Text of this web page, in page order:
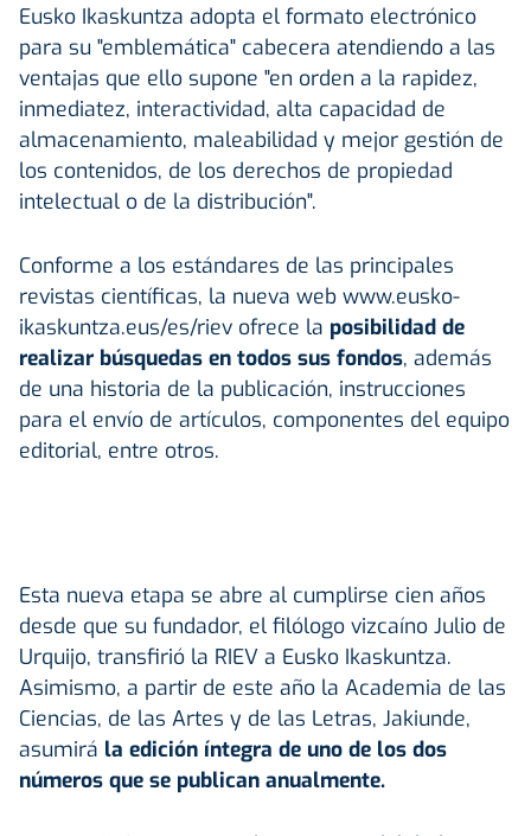
Eusko Ikaskuntza adopta el formato electrónico
para su "emblemática" cabecera atendiendo a las
ventajas que ello supone "en orden a la rapidez,
inmediatez, interactividad, alta capacidad de
almacenamiento, maleabilidad y mejor gestión de
los contenidos, de los derechos de propiedad
intelectual o de la distribución".
Conforme a los estándares de las principales
revistas científicas, la nueva web www.eusko-
ikaskuntza.eus/es/riev ofrece la posibilidad de
realizar búsquedas en todos sus fondos, además
de una historia de la publicación, instrucciones
para el envío de artículos, componentes del equipo
editorial, entre otros.
Esta nueva etapa se abre al cumplirse cien años
desde que su fundador, el filólogo vizcaíno Julio de
Urquijo, transfirió la RIEV a Eusko Ikaskuntza.
Asimismo, a partir de este año la Academia de las
Ciencias, de las Artes y de las Letras, Jakiunde,
asumirá la edición íntegra de uno de los dos
números que se publican anualmente.